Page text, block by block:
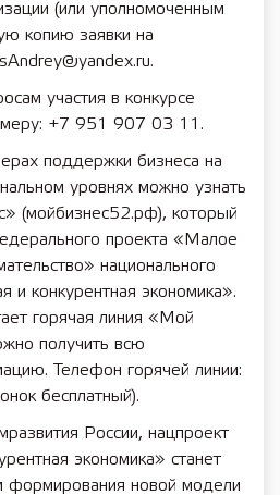
(или уполномоченным
копию заявки на
участия в конкурсе
+7 951 907 03 11.
поддержки бизнеса на
уровнях можно узнать
(мойбизнес52.рф), который
проекта «Малое
национального
и конкурентная экономика».
горячая линия «Мой
получить всю
Телефон горячей линии:
бесплатный).
России, нацпроект
экономика» станет
формирования новой модели